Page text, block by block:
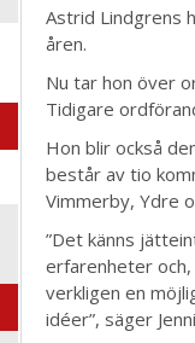
Astrid Lindgrens
åren.
Nu tar hon över
Tidigare
Hon blir också
består av tio
Vimmerby, Ydre
”Det känns
erfarenheter och,
verkligen en
idéer”, säger